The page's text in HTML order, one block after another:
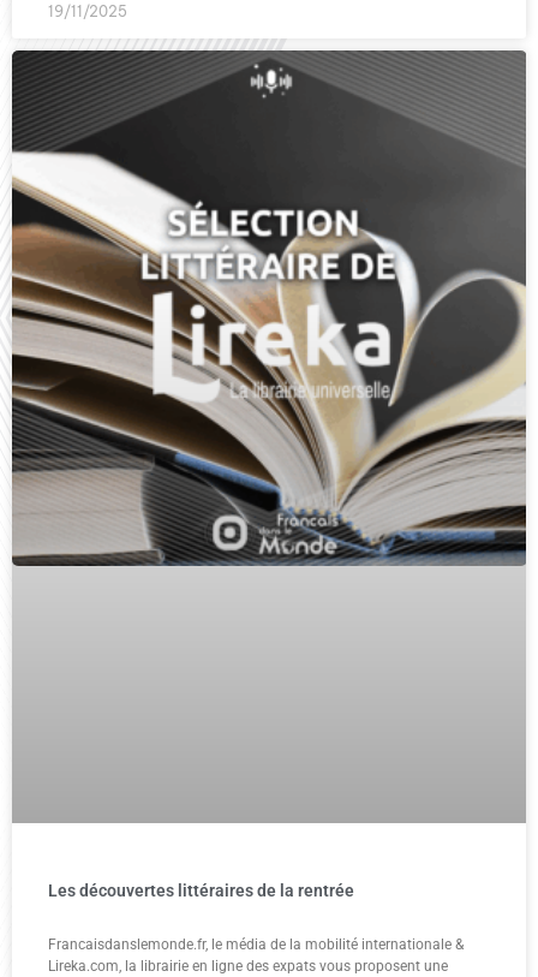
19/11/2025
Les découvertes littéraires de la rentrée
Francaisdanslemonde.fr, le média de la mobilité internationale &
Lireka.com, la librairie en ligne des expats vous proposent une